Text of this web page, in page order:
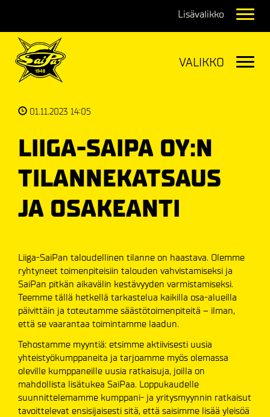
01.11.2023 14:05
LIIGA-SAIPA OY:N
TILANNEKATSAUS
JA OSAKEANTI
Liiga-SaiPan taloudellinen tilanne on haastava. Olemme
ryhtyneet toimenpiteisiin talouden vahvistamiseksi ja
SaiPan pitkän aikavälin kestävyyden varmistamiseksi.
Teemme tällä hetkellä tarkastelua kaikilla osa-alueilla
päivittäin ja toteutamme säästötoimenpiteitä – ilman,
että se vaarantaa toimintamme laadun.
Tehostamme myyntiä: etsimme aktiivisesti uusia
yhteistyökumppaneita ja tarjoamme myös olemassa
oleville kumppaneille uusia ratkaisuja, joilla on
mahdollista lisätukea SaiPaa. Loppukaudelle
suunnittelemamme kumppani- ja yritysmyynnin ratkaisut
tavoittelevat ensisijaisesti sitä, että saisimme lisää yleisöä